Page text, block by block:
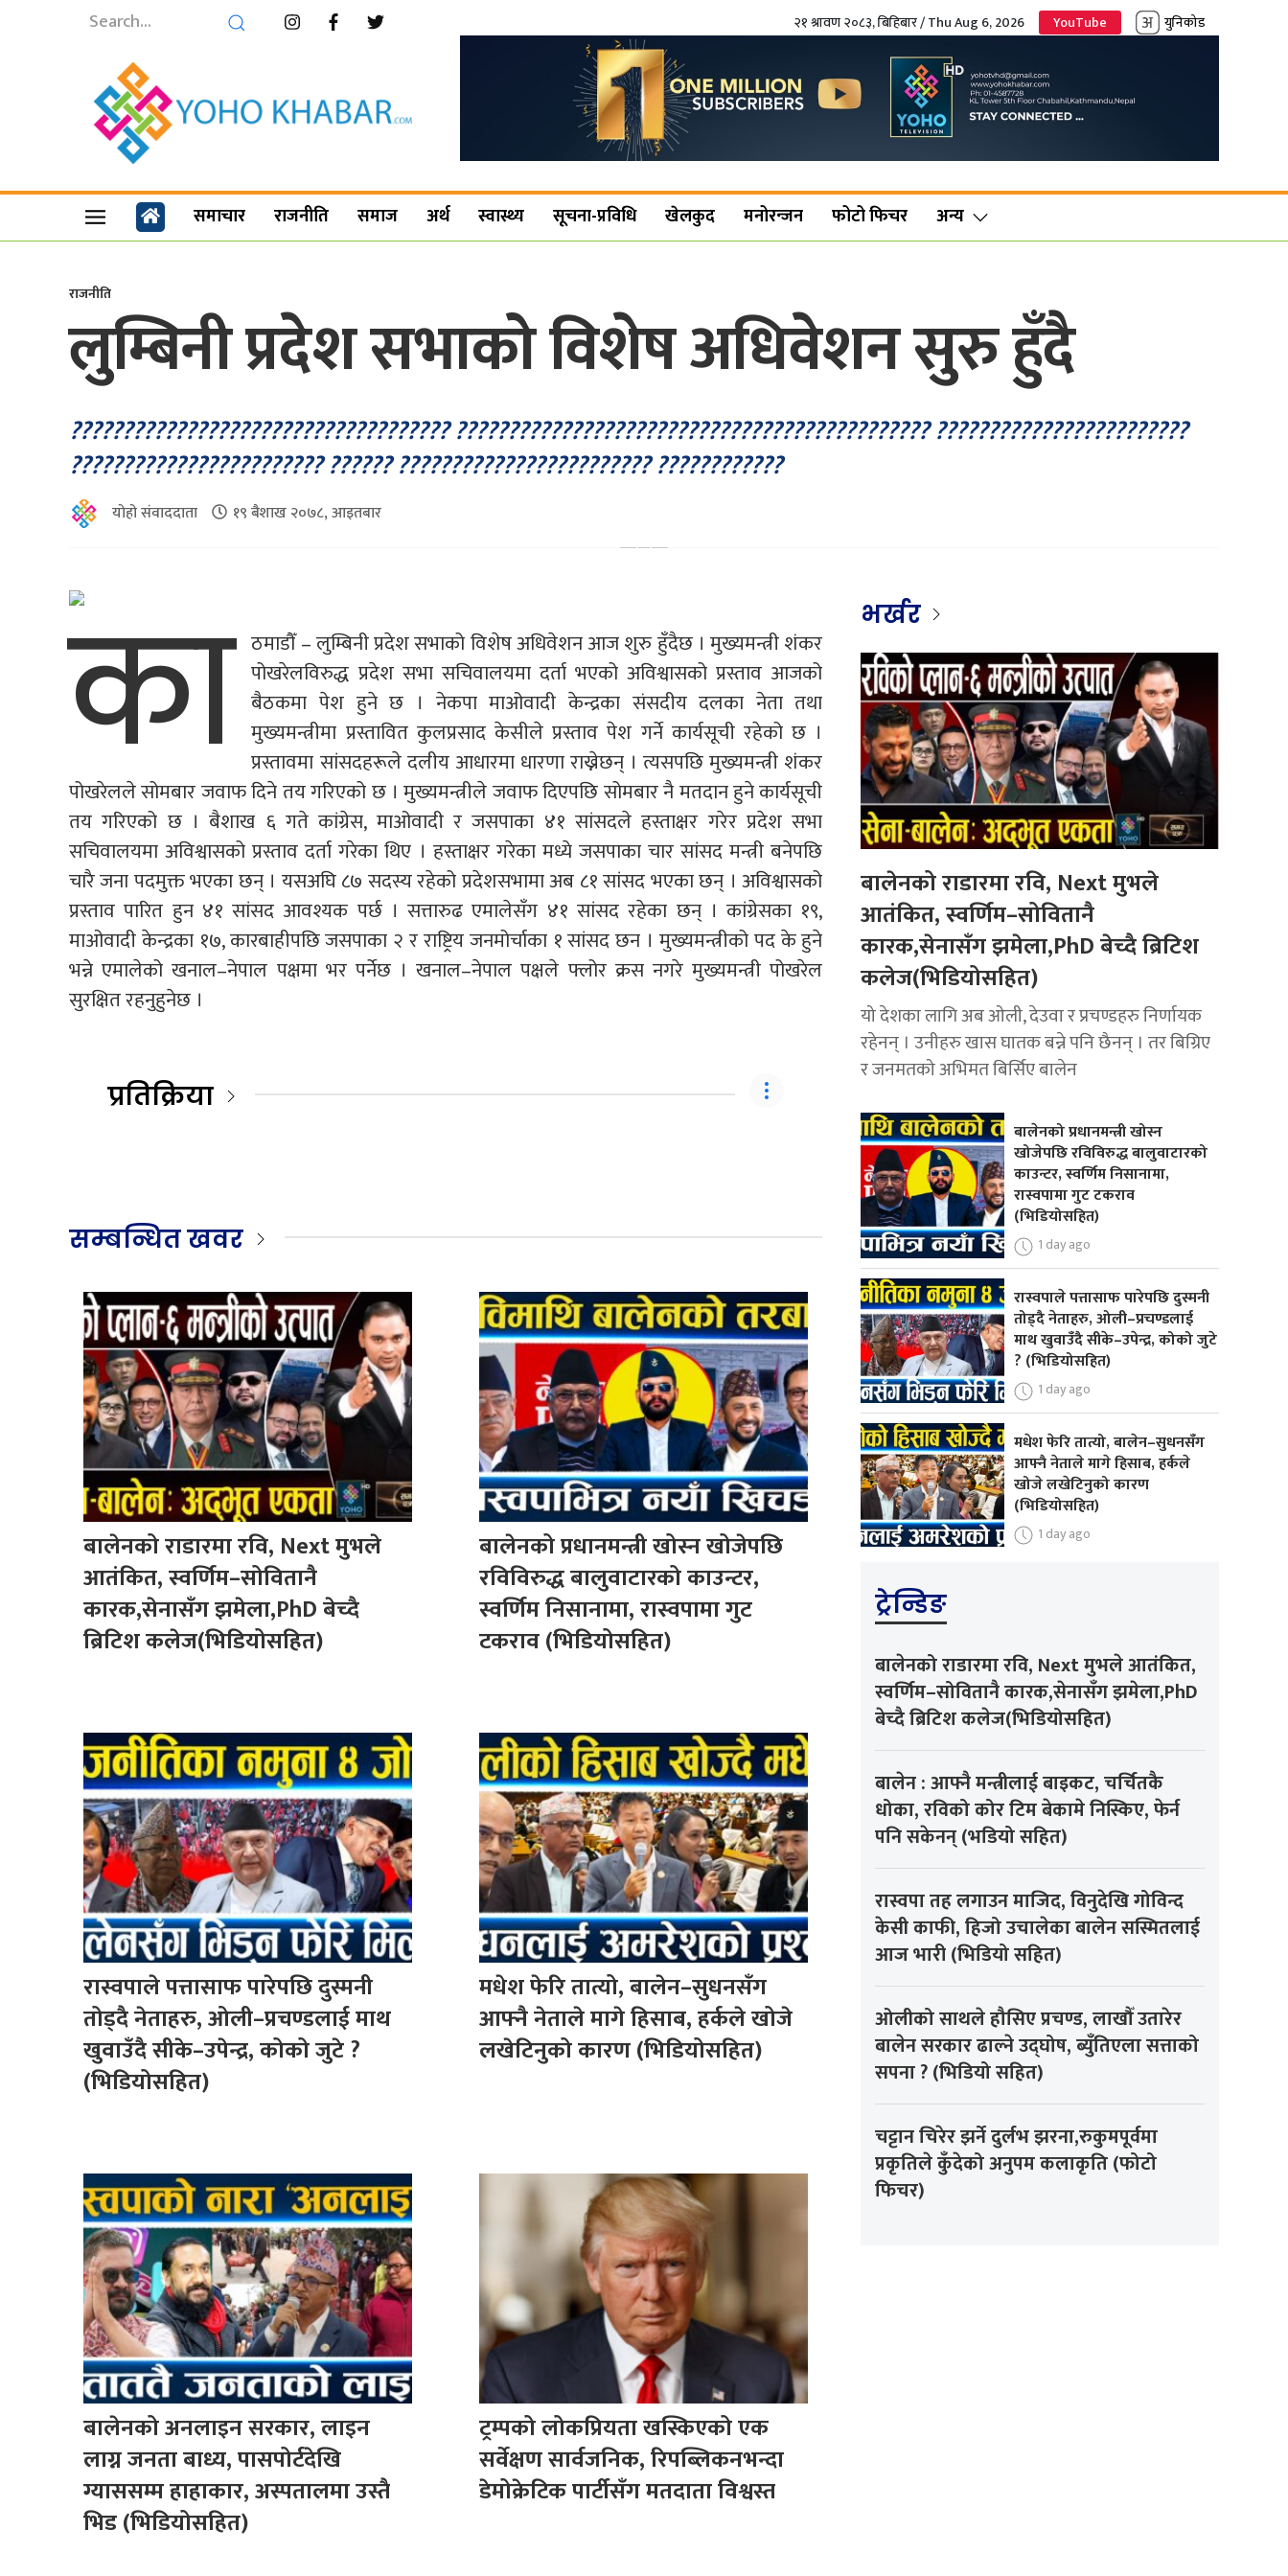
२१ श्रावण २०८३, बिहिबार / Thu Aug 6, 2026 YouTube युनिकोड
समाचार राजनीति समाज अर्थ स्वास्थ्य सूचना-प्रविधि खेलकुद मनोरन्जन फोटो फिचर अन्य
राजनीति
लुम्बिनी प्रदेश सभाको विशेष अधिवेशन सुरु हुँदै
???????????????????????????????????? ????????????????????????????????????????????? ????????????????????????
???????????????????????? ?????? ???????????????????????? ????????????
योहो संवाददाता १९ बैशाख २०७८, आइतबार
का ठमाडौँ – लुम्बिनी प्रदेश सभाको विशेष अधिवेशन आज शुरु हुँदैछ । मुख्यमन्त्री शंकर
पोखरेलविरुद्ध प्रदेश सभा सचिवालयमा दर्ता भएको अविश्वासको प्रस्ताव आजको
बैठकमा पेश हुने छ । नेकपा माओवादी केन्द्रका संसदीय दलका नेता तथा
मुख्यमन्त्रीमा प्रस्तावित कुलप्रसाद केसीले प्रस्ताव पेश गर्ने कार्यसूची रहेको छ ।
प्रस्तावमा सांसदहरूले दलीय आधारमा धारणा राख्नेछन् । त्यसपछि मुख्यमन्त्री शंकर
पोखरेलले सोमबार जवाफ दिने तय गरिएको छ । मुख्यमन्त्रीले जवाफ दिएपछि सोमबार नै मतदान हुने कार्यसूची
तय गरिएको छ । बैशाख ६ गते कांग्रेस, माओवादी र जसपाका ४१ सांसदले हस्ताक्षर गरेर प्रदेश सभा
सचिवालयमा अविश्वासको प्रस्ताव दर्ता गरेका थिए । हस्ताक्षर गरेका मध्ये जसपाका चार सांसद मन्त्री बनेपछि
चारै जना पदमुक्त भएका छन् । यसअघि ८७ सदस्य रहेको प्रदेशसभामा अब ८१ सांसद भएका छन् । अविश्वासको
प्रस्ताव पारित हुन ४१ सांसद आवश्यक पर्छ । सत्तारुढ एमालेसँग ४१ सांसद रहेका छन् । कांग्रेसका १९,
माओवादी केन्द्रका १७, कारबाहीपछि जसपाका २ र राष्ट्रिय जनमोर्चाका १ सांसद छन । मुख्यमन्त्रीको पद के हुने
भन्ने एमालेको खनाल–नेपाल पक्षमा भर पर्नेछ । खनाल–नेपाल पक्षले फ्लोर क्रस नगरे मुख्यमन्त्री पोखरेल
सुरक्षित रहनुहुनेछ ।
प्रतिक्रिया
सम्बन्धित खवर
बालेनको राडारमा रवि, Next मुभले
आतंकित, स्वर्णिम–सोवितानै
कारक,सेनासँग झमेला,PhD बेच्दै
ब्रिटिश कलेज(भिडियोसहित)
बालेनको प्रधानमन्त्री खोस्न खोजेपछि
रविविरुद्ध बालुवाटारको काउन्टर,
स्वर्णिम निसानामा, रास्वपामा गुट
टकराव (भिडियोसहित)
रास्वपाले पत्तासाफ पारेपछि दुस्मनी
तोड्दै नेताहरु, ओली–प्रचण्डलाई माथ
खुवाउँदै सीके–उपेन्द्र, कोको जुटे ?
(भिडियोसहित)
मधेश फेरि तात्यो, बालेन–सुधनसँग
आफ्नै नेताले मागे हिसाब, हर्कले खोजे
लखेटिनुको कारण (भिडियोसहित)
बालेनको अनलाइन सरकार, लाइन
लाग्न जनता बाध्य, पासपोर्टदेखि
ग्याससम्म हाहाकार, अस्पतालमा उस्तै
भिड (भिडियोसहित)
ट्रम्पको लोकप्रियता खस्किएको एक
सर्वेक्षण सार्वजनिक, रिपब्लिकनभन्दा
डेमोक्रेटिक पार्टीसँग मतदाता विश्वस्त
भर्खर
बालेनको राडारमा रवि, Next मुभले
आतंकित, स्वर्णिम–सोवितानै
कारक,सेनासँग झमेला,PhD बेच्दै ब्रिटिश
कलेज(भिडियोसहित)
यो देशका लागि अब ओली, देउवा र प्रचण्डहरु निर्णायक
रहेनन् । उनीहरु खास घातक बन्ने पनि छैनन् । तर बिग्रिए
र जनमतको अभिमत बिर्सिए बालेन
बालेनको प्रधानमन्त्री खोस्न
खोजेपछि रविविरुद्ध बालुवाटारको
काउन्टर, स्वर्णिम निसानामा,
रास्वपामा गुट टकराव
(भिडियोसहित)
1 day ago
रास्वपाले पत्तासाफ पारेपछि दुस्मनी
तोड्दै नेताहरु, ओली–प्रचण्डलाई
माथ खुवाउँदै सीके–उपेन्द्र, कोको जुटे
? (भिडियोसहित)
1 day ago
मधेश फेरि तात्यो, बालेन–सुधनसँग
आफ्नै नेताले मागे हिसाब, हर्कले
खोजे लखेटिनुको कारण
(भिडियोसहित)
1 day ago
ट्रेन्डिङ
बालेनको राडारमा रवि, Next मुभले आतंकित,
स्वर्णिम–सोवितानै कारक,सेनासँग झमेला,PhD
बेच्दै ब्रिटिश कलेज(भिडियोसहित)
बालेन : आफ्नै मन्त्रीलाई बाइकट, चर्चितकै
धोका, रविको कोर टिम बेकामे निस्किए, फेर्न
पनि सकेनन् (भडियो सहित)
रास्वपा तह लगाउन माजिद, विनुदेखि गोविन्द
केसी काफी, हिजो उचालेका बालेन सस्मितलाई
आज भारी (भिडियो सहित)
ओलीको साथले हौसिए प्रचण्ड, लाखौँ उतारेर
बालेन सरकार ढाल्ने उद्घोष, ब्युँतिएला सत्ताको
सपना ? (भिडियो सहित)
चट्टान चिरेर झर्ने दुर्लभ झरना,रुकुमपूर्वमा
प्रकृतिले कुँदेको अनुपम कलाकृति (फोटो
फिचर)